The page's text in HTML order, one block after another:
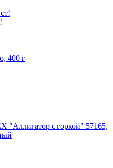
400 г
"Аллигатор с горкой" 57165,